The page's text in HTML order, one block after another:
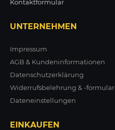
Kontaktformular
UNTERNEHMEN
Impressum
AGB & Kundeninformationen
Datenschutzerklärung
Widerrufsbelehrung & -formular
Dateneinstellungen
EINKAUFEN